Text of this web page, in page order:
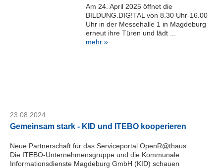
Am 24. April 2025 öffnet die
BILDUNG.DIG!TAL von 8.30 Uhr-16.00
Uhr in der Messehalle 1 in Magdeburg
erneut ihre Türen und lädt ...
mehr »
23.08.2024
Gemeinsam stark - KID und ITEBO kooperieren
Neue Partnerschaft für das Serviceportal OpenR@thaus
Die ITEBO-Unternehmensgruppe und die Kommunale
Informationsdienste Magdeburg GmbH (KID) schauen